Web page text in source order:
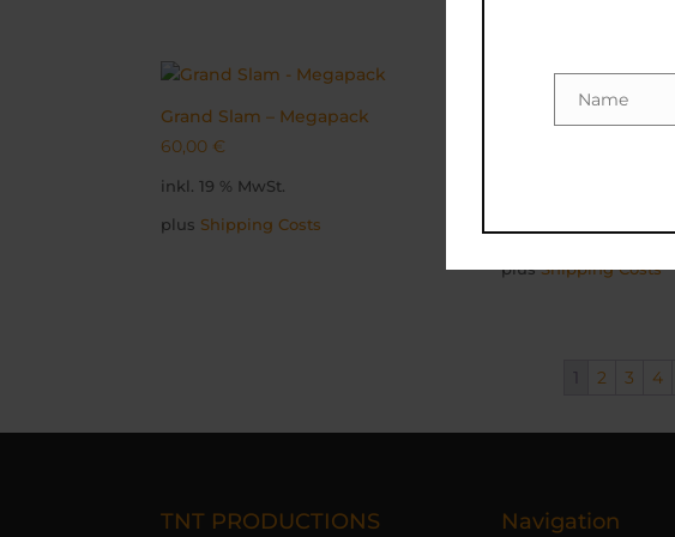
Grand Slam – Megapack
60,00 €
inkl. 19 % MwSt.
plus Shipping Costs inkl. 19 % MwSt.
plusShipping Costs
1 2 3 4
TNT PRODUCTIONS Navigation
Name
Name